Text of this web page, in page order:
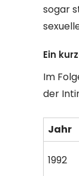
sogar
Ein
Im
der
Jahr
1992